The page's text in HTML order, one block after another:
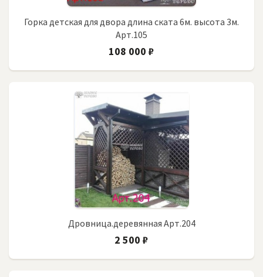
Горка детская для двора длина ската 6м. высота 3м.
Арт.105
108 000 ₽
Дровница.деревянная Арт.204
2 500 ₽